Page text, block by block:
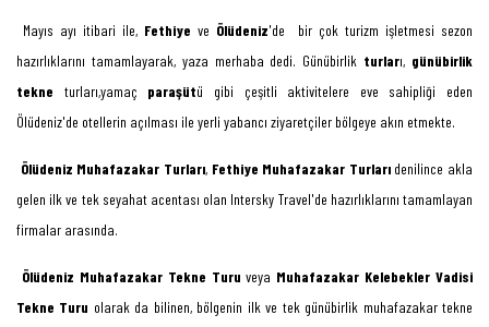
Mayıs ayı itibari ile, Fethiye ve Ölüdeniz'de bir çok turizm işletmesi sezon
hazırlıklarını tamamlayarak, yaza merhaba dedi. Günübirlik turları, günübirlik
tekne turları,yamaç paraşütü gibi çeşitli aktivitelere eve sahipliği eden
Ölüdeniz'de otellerin açılması ile yerli yabancı ziyaretçiler bölgeye akın etmekte.
Ölüdeniz Muhafazakar Turları, Fethiye Muhafazakar Turlarıdenilince akla
gelen ilk ve tek seyahat acentası olan Intersky Travel'de hazırlıklarını tamamlayan
firmalar arasında.
Ölüdeniz Muhafazakar Tekne Turu veya Muhafazakar Kelebekler Vadisi
Tekne Turu olarak da bilinen, bölgenin ilk ve tek günübirlik muhafazakar tekne